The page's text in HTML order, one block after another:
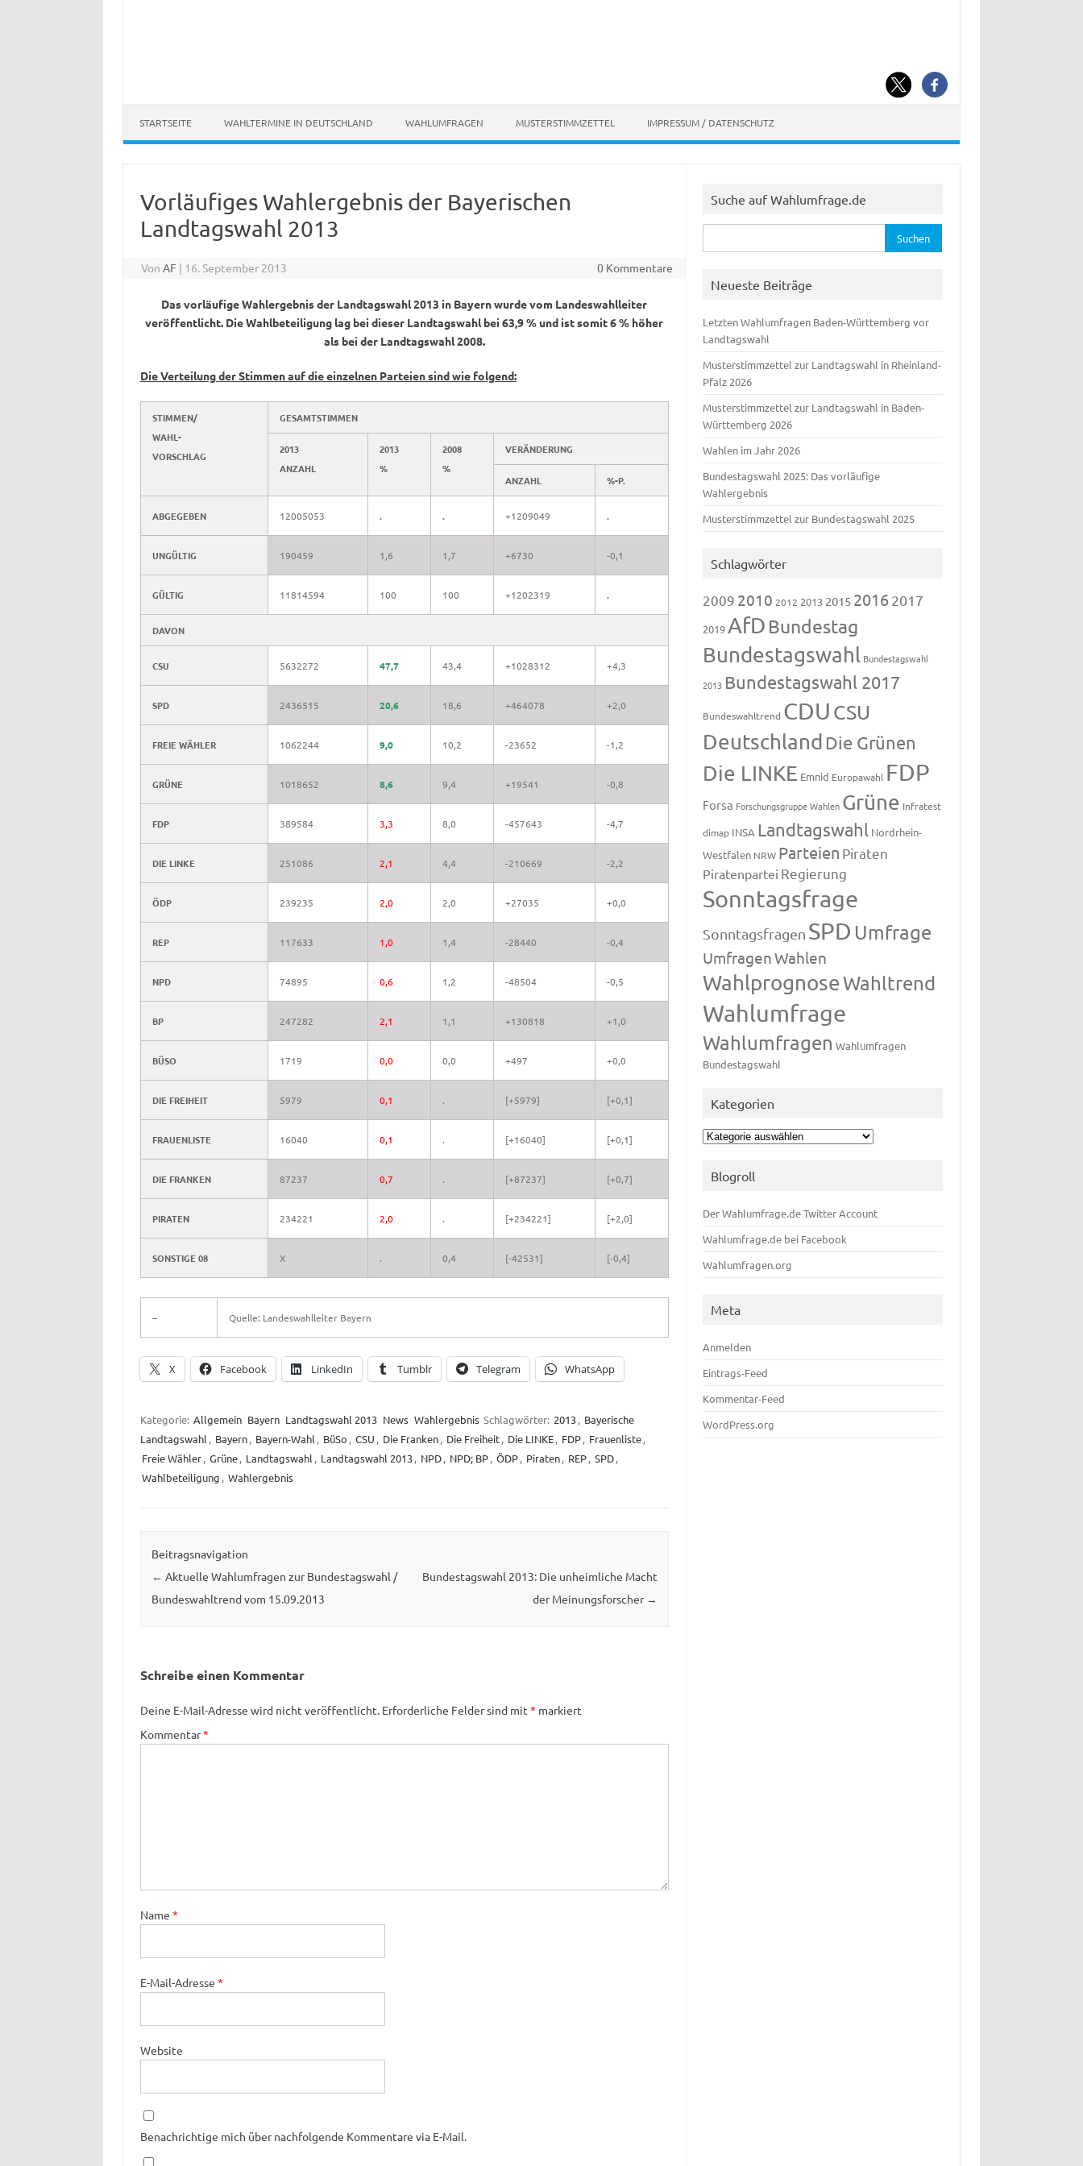
STARTSEITE WAHLTERMINE IN DEUTSCHLAND WAHLUMFRAGEN MUSTERSTIMMZETTEL IMPRESSUM / DATENSCHUTZ
Vorläufiges Wahlergebnis der Bayerischen
Landtagswahl 2013
VonAF | 16. September 2013 0 Kommentare
Das vorläufige Wahlergebnis der Landtagswahl 2013 in Bayern wurde vom Landeswahlleiter
veröffentlicht. Die Wahlbeteiligung lag bei dieser Landtagswahl bei 63,9 % und ist somit 6 % höher
als bei der Landtagswahl 2008.
Die Verteilung der Stimmen auf die einzelnen Parteien sind wie folgend:
STIMMEN/
WAHL-
VORSCHLAG
GESAMTSTIMMEN
2013
ANZAHL
2013
%
2008
%
VERÄNDERUNG
ANZAHL %-P.
ABGEGEBEN 12005053 . . +1209049 .
UNGÜLTIG 190459 1,6 1,7 +6730 -0,1
GÜLTIG 11814594 100 100 +1202319 .
DAVON
CSU 5632272 47,7 43,4 +1028312 +4,3
SPD 2436515 20,6 18,6 +464078 +2,0
FREIE WÄHLER 1062244 9,0 10,2 -23652 -1,2
GRÜNE 1018652 8,6 9,4 +19541 -0,8
FDP 389584 3,3 8,0 -457643 -4,7
DIE LINKE 251086 2,1 4,4 -210669 -2,2
ÖDP 239235 2,0 2,0 +27035 +0,0
REP 117633 1,0 1,4 -28440 -0,4
NPD 74895 0,6 1,2 -48504 -0,5
BP 247282 2,1 1,1 +130818 +1,0
BÜSO 1719 0,0 0,0 +497 +0,0
DIE FREIHEIT 5979 0,1 . [+5979] [+0,1]
FRAUENLISTE 16040 0,1 . [+16040] [+0,1]
DIE FRANKEN 87237 0,7 . [+87237] [+0,7]
PIRATEN 234221 2,0 . [+234221] [+2,0]
SONSTIGE 08 X . 0,4 [-42531] [-0,4]
– Quelle: Landeswahlleiter Bayern
X Facebook LinkedIn Tumblr Telegram WhatsApp
Kategorie: Allgemein Bayern Landtagswahl 2013 News Wahlergebnis Schlagwörter: 2013, Bayerische
Landtagswahl , Bayern, Bayern-Wahl , BüSo , CSU , Die Franken, Die Freiheit, Die LINKE, FDP, Frauenliste,
Freie Wähler, Grüne, Landtagswahl , Landtagswahl 2013, NPD, NPD; BP, ÖDP, Piraten, REP, SPD,
Wahlbeteiligung , Wahlergebnis
Beitragsnavigation
← Aktuelle Wahlumfragen zur Bundestagswahl /
Bundeswahltrend vom 15.09.2013
Bundestagswahl 2013: Die unheimliche Macht
der Meinungsforscher →
Schreibe einen Kommentar
Deine E-Mail-Adresse wird nicht veröffentlicht. Erforderliche Felder sind mit * markiert
Kommentar*
Name *
E-Mail-Adresse *
Website
Benachrichtige mich über nachfolgende Kommentare via E-Mail.
Suche auf Wahlumfrage.de
nach:
Neueste Beiträge
Letzten Wahlumfragen Baden-Württemberg vor
Landtagswahl
Musterstimmzettel zur Landtagswahl in Rheinland-
Pfalz 2026
Musterstimmzettel zur Landtagswahl in Baden-
Württemberg 2026
Wahlen im Jahr 2026
Bundestagswahl 2025: Das vorläufige
Wahlergebnis
Musterstimmzettel zur Bundestagswahl 2025
Schlagwörter
2009 2010 2012 2013 2015 20162017
2019AfD Bundestag
Bundestagswahl Bundestagswahl
2013 Bundestagswahl 2017
Bundeswahltrend CDUCSU
Deutschland Die Grünen
Die LINKE Emnid Europawahl FDP
Forsa Forschungsgruppe Wahlen Grüne Infratest
dimap INSA Landtagswahl Nordrhein-
Westfalen NRW Parteien Piraten
Piratenpartei Regierung
Sonntagsfrage
Sonntagsfragen SPD Umfrage
UmfragenWahlen
WahlprognoseWahltrend
Wahlumfrage
Wahlumfragen Wahlumfragen
Bundestagswahl
Kategorien
Kategorien
Blogroll
Der Wahlumfrage.de Twitter Account
Wahlumfrage.de bei Facebook
Wahlumfragen.org
Meta
Anmelden
Eintrags-Feed
Kommentar-Feed
WordPress.org